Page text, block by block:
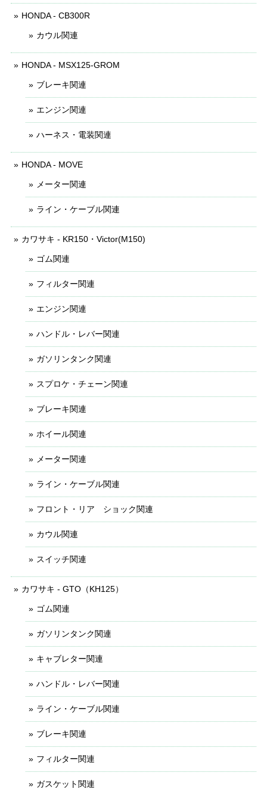
HONDA - CB300R
カウル関連
HONDA - MSX125-GROM
ブレーキ関連
エンジン関連
ハーネス・電装関連
HONDA - MOVE
メーター関連
ライン・ケーブル関連
カワサキ - KR150・Victor(M150)
ゴム関連
フィルター関連
エンジン関連
ハンドル・レバー関連
ガソリンタンク関連
スプロケ・チェーン関連
ブレーキ関連
ホイール関連
メーター関連
ライン・ケーブル関連
フロント・リア ショック関連
カウル関連
スイッチ関連
カワサキ - GTO（KH125）
ゴム関連
ガソリンタンク関連
キャブレター関連
ハンドル・レバー関連
ライン・ケーブル関連
ブレーキ関連
フィルター関連
ガスケット関連